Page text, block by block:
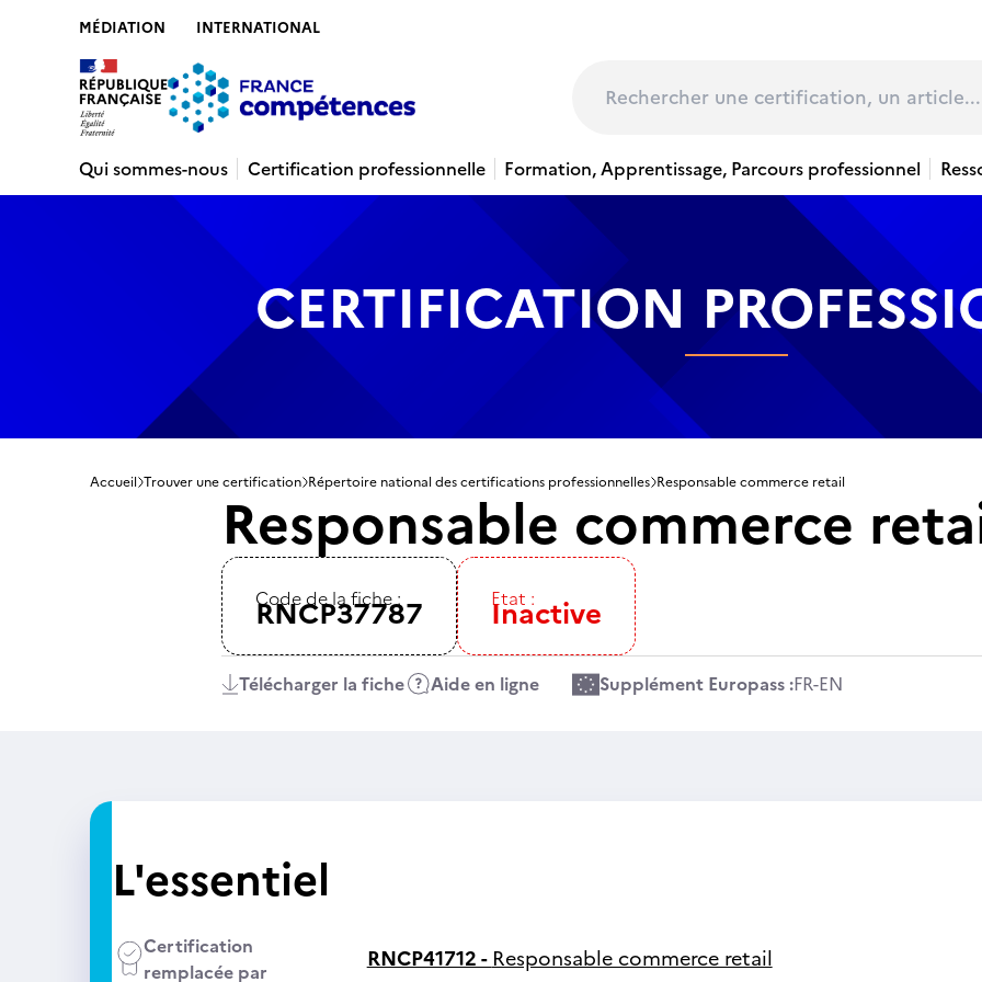
MÉDIATION INTERNATIONAL
Qui sommes-nous Certification professionnelle Formation, Apprentissage, Parcours professionnel
CERTIFICATION
Accueil Trouver une certification Répertoire national des certifications professionnelles Responsable commerce retail
Responsable commerce
Code de la fiche :
RNCP37787 Etat :
Inactive
Télécharger la fiche Aide en ligne Supplément Europass :FR-EN
L'essentiel
Certification
remplacée par
RNCP41712 - Responsable commerce retail